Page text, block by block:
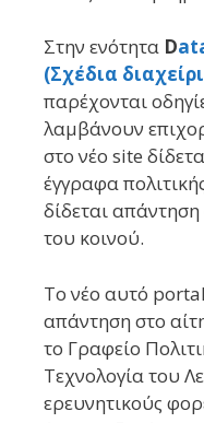
Στην ενότητα D
(Σχέδια
παρέχονται
λαμβάνουν
στο νέο site
έγγραφα
δίδεται απάντηση
του κοινού.
Το νέο αυτό
απάντηση στο
το Γραφείο
Τεχνολογία του
ερευνητικούς